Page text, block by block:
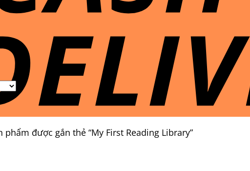
phẩm được gắn thẻ “My First Reading Library”